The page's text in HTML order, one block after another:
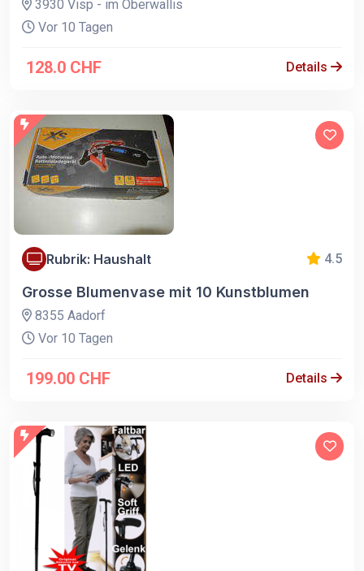
3930 Visp - im Oberwallis
Vor 10 Tagen
128.0 CHF Details
Rubrik: Haushalt 4.5
Grosse Blumenvase mit 10 Kunstblumen
8355 Aadorf
Vor 10 Tagen
199.00 CHF Details